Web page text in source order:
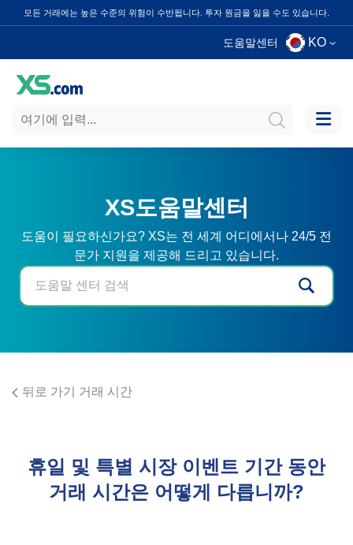
모든 거래에는 높은 수준의 위험이 수반됩니다. 투자 원금을 잃을 수도 있습니다.
도움말센터 KO
XS도움말센터
도움이 필요하신가요? XS는 전 세계 어디에서나 24/5 전
문가 지원을 제공해 드리고 있습니다.
뒤로 가기 거래 시간
휴일 및 특별 시장 이벤트 기간 동안
거래 시간은 어떻게 다릅니까?